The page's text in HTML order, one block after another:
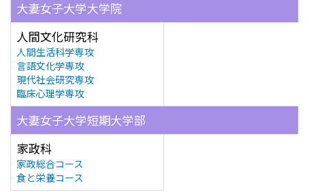
大妻女子大学大学院
人間文化研究科
人間生活科学専攻
言語文化学専攻
現代社会研究専攻
臨床心理学専攻
大妻女子大学短期大学部
家政科
家政総合コース
食と栄養コース